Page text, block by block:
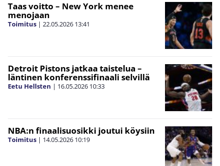
Taas voitto – New York menee
menojaan
Toimitus | 22.05.2026 13:41
Detroit Pistons jatkaa taistelua –
läntinen konferenssifinaali selvillä
Eetu Hellsten | 16.05.2026 10:33
NBA:n finaalisuosikki joutui köysiin
Toimitus | 14.05.2026 10:19